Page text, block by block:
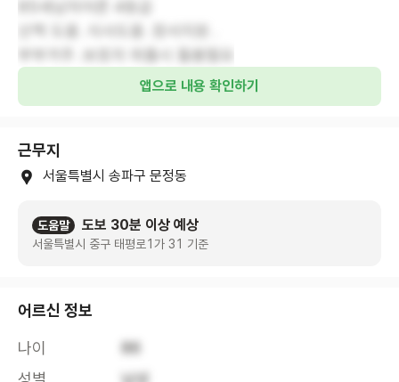
부부거주 .보호자 외출시 돌봄필요
앱으로 내용 확인하기
근무지
서울특별시 송파구 문정동
도움말 도보 30분 이상 예상
서울특별시 중구 태평로1가 31 기준
어르신 정보
나이
86